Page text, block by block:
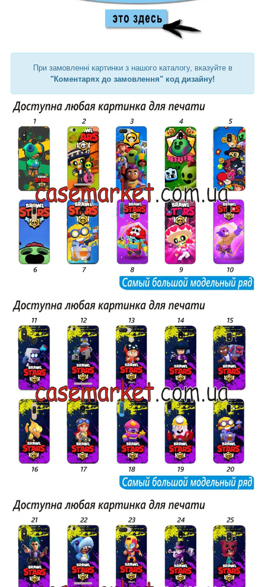
При замовленні картинки з нашого каталогу, вказуйте в
"Коментарях до замовлення" код дизайну!